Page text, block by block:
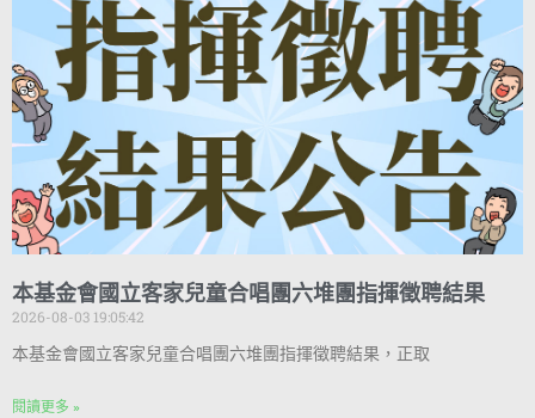
本基金會國立客家兒童合唱團六堆團指揮徵聘結果
2026-08-03 19:05:42
本基金會國立客家兒童合唱團六堆團指揮徵聘結果，正取
閱讀更多 »